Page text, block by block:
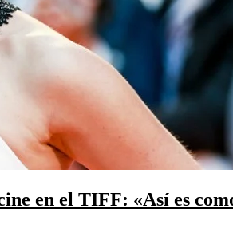
en el TIFF: «Así es